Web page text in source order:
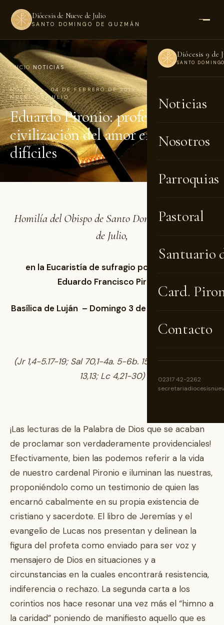
Diócesis de Nueve de Julio
SANTO DOMINGO DE GUZMÁN
Diócesis 9 de
SANTO
Noticias
Nosotros
Parroquias
Pastoral
Santuario
Card.
Contacto
02317 42-2262
INICIO › NOTICIAS
NOTICIAS · 04 DE FEBRERO DE 2019 · POR DIÓCESIS DE
NUEVE DE JULIO
Eduardo Pironio: profeta de la
civilización del amor en tiempos
difíciles
Homilía del Obispo de Santo Domingo en Nueve
de Julio,
en la Eucaristía de sufragio por el cardenal
Eduardo Francisco Pironio,
Basílica de Luján – Domingo 3 de febrero de 2019
(Jr 1,4-5.17-19; Sal 70,1-4a. 5-6b. 15a-17; I Cor 12,31-
13,13; Lc 4,21-30)
¡Las lecturas de la Palabra de Dios que se acaban
de proclamar son verdaderamente providenciales!
Efectivamente, bien las podemos referir a la vida
de nuestro cardenal Pironio e iluminan las nuestras,
proponiéndolo como un testimonio de quien las
encarnó cabalmente en su propia existencia de
cristiano y sacerdote. El libro de Jeremías y el
evangelio de Lucas nos presentan y delinean la
figura del profeta como enviado para ser voz y
mensajero de Dios en situaciones y a
circunstancias en la cuales encontrará resistencia,
indiferencia o rechazo. La segunda carta a los
corintios nos hace resonar una vez más el “himno a
la caridad” poniendo de manifiesto aquello que es